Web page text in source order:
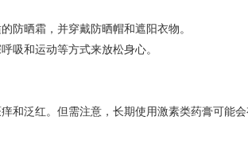
防晒霜，并穿戴防晒帽和遮阳衣物。
吸和运动等方式来放松身心。
和泛红。但需注意，长期使用激素类药膏可能会